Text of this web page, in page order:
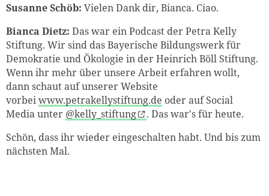
Susanne Schöb: Vielen Dank dir, Bianca. Ciao.
Bianca Dietz: Das war ein Podcast der Petra Kelly
Stiftung. Wir sind das Bayerische Bildungswerk für
Demokratie und Ökologie in der Heinrich Böll Stiftung.
Wenn ihr mehr über unsere Arbeit erfahren wollt,
dann schaut auf unserer Website
vorbeiwww.petrakellystiftung.de oder auf Social
Media unter @kelly_stiftung
. Das war's für heute.
Schön, dass ihr wieder eingeschalten habt. Und bis zum
nächsten Mal.